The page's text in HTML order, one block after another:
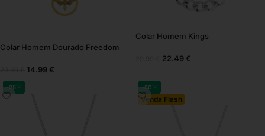
Colar Homem Dourado Freedom
14.99 €
Colar Homem Kings
22.49 €
-25% -50%
Venda Flash